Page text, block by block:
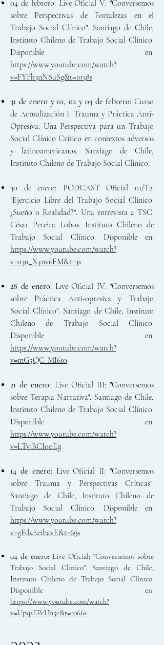
04 de febrero: Live Oficial V: "Conversemos
sobre Perspectivas de Fortalezas en el
Trabajo Social Clínico". Santiago de Chile,
Instituto Chileno de Trabajo Social Clínico.
Disponible en:
https://www.youtube.com/watch?
v=FYFh3nN8uSg&t=1038s
31 de enero y 01, 02 y 03 de febrero: Curso
de Actualización I: Trauma y Práctica Anti-
Opresiva: Una Perspectiva para un Trabajo
Social Clínico Crítico en contextos adversos
y latinoamericanos. Santiago de Chile,
Instituto Chileno de Trabajo Social Clínico.
30 de enero: PODCAST Oficial 01/T2:
"Ejercicio Libre del Trabajo Social Clínico:
¿Sueño o Realidad?". Una entrevista a TSC.
César Pereira Lobos. Instituto Chileno de
Trabajo Social Clínico. Disponible en:
https://www.youtube.com/watch?
v=03u_X4nv6EM&t=3s
28 de enero: Live Oficial IV: "Conversemos
sobre Práctica Anti-opresiva y Trabajo
Social Clínico". Santiago de Chile, Instituto
Chileno de Trabajo Social Clínico.
Disponible en:
https://www.youtube.com/watch?
v=mG5QC_MI6s0
21 de enero: Live Oficial III: "Conversemos
sobre Terapia Narrativa". Santiago de Chile,
Instituto Chileno de Trabajo Social Clínico.
Disponible en:
https://www.youtube.com/watch?
v=LTviBCI00Eg
14 de enero: Live Oficial II: "Conversemos
sobre Trauma y Perspectivas Críticas".
Santiago de Chile, Instituto Chileno de
Trabajo Social Clínico. Disponible en:
https://www.youtube.com/watch?
v=gFdsAeibavE&t=69s
04 de enero: Live Oficial: "Conversemos sobre
Trabajo Social Clínico". Santiago de Chile,
Instituto Chileno de Trabajo Social Clínico.
Disponible en:
https://www.youtube.com/watch?
v=UpqsEPeUb5c&t=1066s